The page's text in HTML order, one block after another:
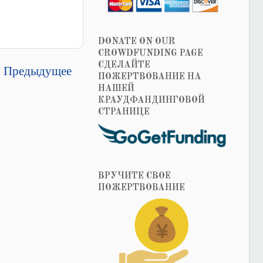
Предыдущее
DONATE ON OUR
CROWDFUNDING PAGE
СДЕЛАЙТЕ
ПОЖЕРТВОВАНИЕ НА
НАШЕЙ
КРАУДФАНДИНГОВОЙ
СТРАНИЦЕ
ВРУЧИТЕ СВОЕ
ПОЖЕРТВОВАНИЕ